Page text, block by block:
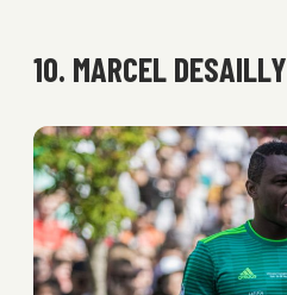
10. MARCEL DESAILLY